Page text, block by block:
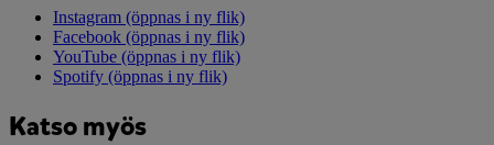
Instagram (öppnas i ny flik)
Facebook (öppnas i ny flik)
YouTube (öppnas i ny flik)
Spotify (öppnas i ny flik)
Katso myös